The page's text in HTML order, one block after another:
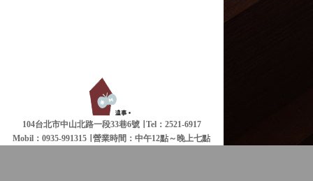
104台北市中山北路一段33巷6號 ∣ Tel：2521-6917
Mobil：0935-991315 ∣
營業時間：中午12點～晚上七點